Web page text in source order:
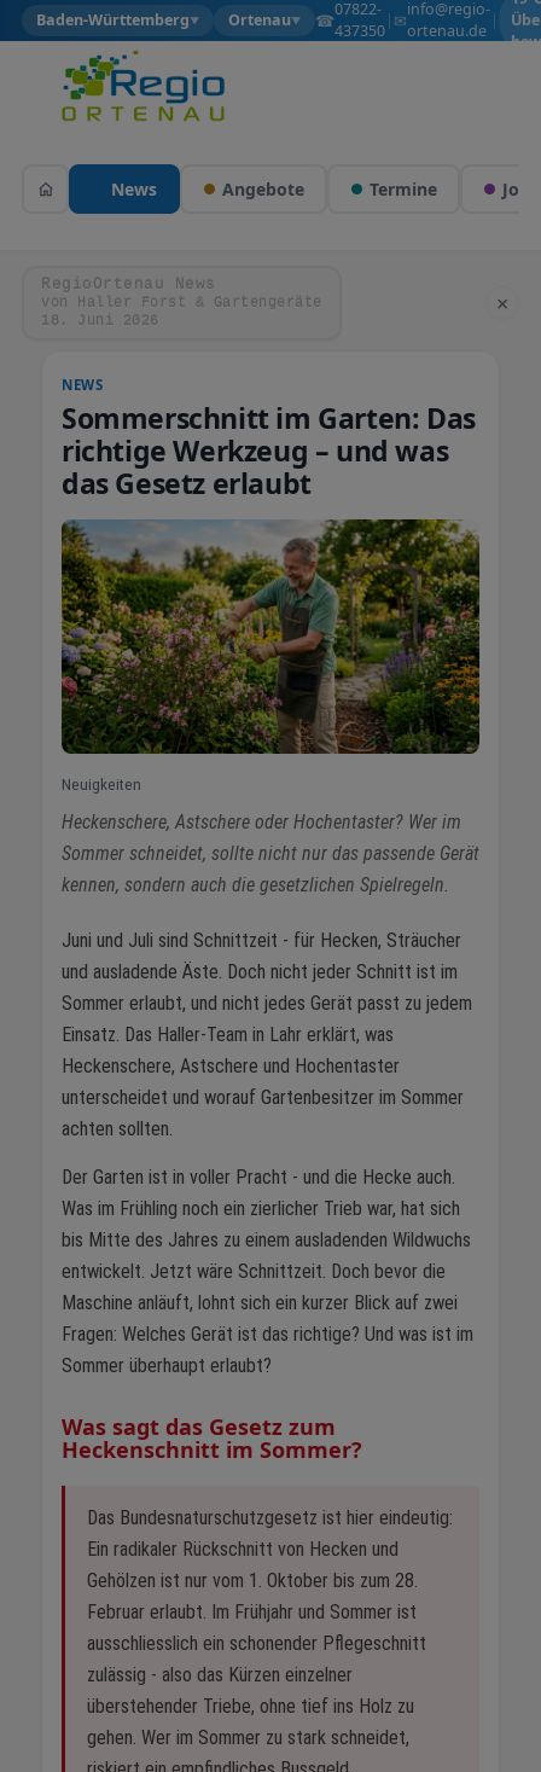
Baden-Württemberg▼ Ortenau▼ ☎07822-
437350
| ✉info@regio-
ortenau.de
|
News Angebote Termine Jobs
RegioOrtenau News
von Haller Forst & Gartengeräte
18. Juni 2026
×
NEWS
Sommerschnitt im Garten: Das
richtige Werkzeug – und was
das Gesetz erlaubt
Neuigkeiten
Heckenschere, Astschere oder Hochentaster? Wer im
Sommer schneidet, sollte nicht nur das passende Gerät
kennen, sondern auch die gesetzlichen Spielregeln.
Juni und Juli sind Schnittzeit - für Hecken, Sträucher
und ausladende Äste. Doch nicht jeder Schnitt ist im
Sommer erlaubt, und nicht jedes Gerät passt zu jedem
Einsatz. Das Haller-Team in Lahr erklärt, was
Heckenschere, Astschere und Hochentaster
unterscheidet und worauf Gartenbesitzer im Sommer
achten sollten.
Der Garten ist in voller Pracht - und die Hecke auch.
Was im Frühling noch ein zierlicher Trieb war, hat sich
bis Mitte des Jahres zu einem ausladenden Wildwuchs
entwickelt. Jetzt wäre Schnittzeit. Doch bevor die
Maschine anläuft, lohnt sich ein kurzer Blick auf zwei
Fragen: Welches Gerät ist das richtige? Und was ist im
Sommer überhaupt erlaubt?
Was sagt das Gesetz zum
Heckenschnitt im Sommer?
Das Bundesnaturschutzgesetz ist hier eindeutig:
Ein radikaler Rückschnitt von Hecken und
Gehölzen ist nur vom 1. Oktober bis zum 28.
Februar erlaubt. Im Frühjahr und Sommer ist
ausschliesslich ein schonender Pflegeschnitt
zulässig - also das Kürzen einzelner
überstehender Triebe, ohne tief ins Holz zu
gehen. Wer im Sommer zu stark schneidet,